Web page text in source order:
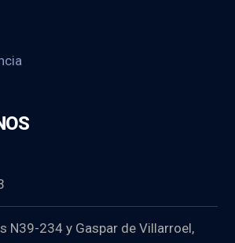
N39-234 y Gaspar de Villarroel,